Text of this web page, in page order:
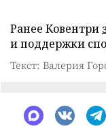
Ранее Ковентри
и поддержки
Текст: Валерия